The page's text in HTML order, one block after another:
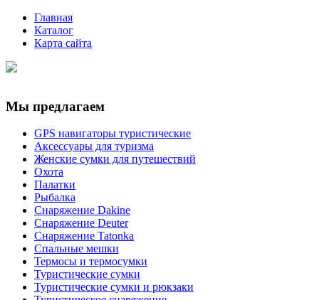
Главная
Каталог
Карта сайта
Мы предлагаем
GPS навигаторы туристические
Аксессуары для туризма
Женские сумки для путешествий
Охота
Палатки
Рыбалка
Снаряжение Dakine
Снаряжение Deuter
Снаряжение Tatonka
Спальные мешки
Термосы и термосумки
Туристические сумки
Туристические сумки и рюкзаки